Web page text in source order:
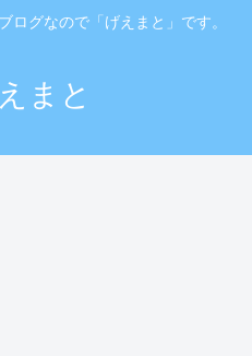
ログなので「げえまと」です。
まと